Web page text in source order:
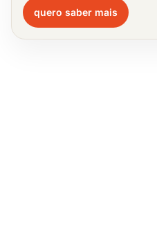
quero saber mais